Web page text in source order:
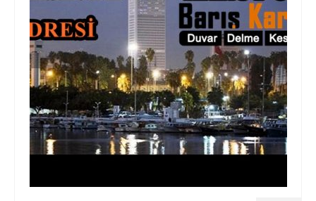
Blog
İletişim